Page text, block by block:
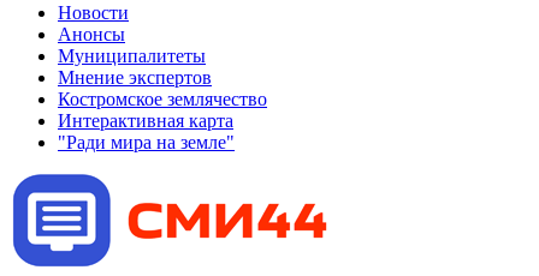
Новости
Анонсы
Муниципалитеты
Мнение экспертов
Костромское землячество
Интерактивная карта
"Ради мира на земле"